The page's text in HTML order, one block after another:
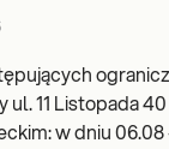
11 Listopada 40
będzie